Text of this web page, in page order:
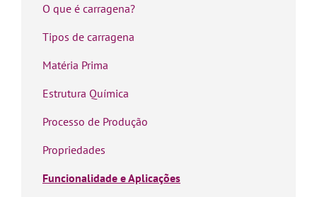
O que é carragena?
Tipos de carragena
Matéria Prima
Estrutura Química
Processo de Produção
Propriedades
Funcionalidade e Aplicações